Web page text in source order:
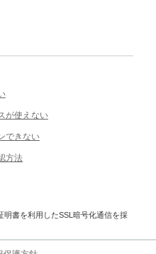
が使えない
できない
方法
明書を利用したSSL暗号化通信を採